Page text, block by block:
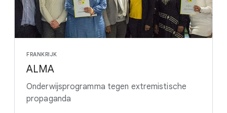
FRANKRIJK
ALMA
Onderwijsprogramma tegen extremistische
propaganda